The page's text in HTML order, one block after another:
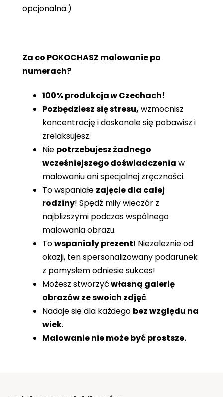
opcjonalna.)
Za co POKOCHASZ malowanie po
numerach?
100% produkcja w Czechach!
Pozbędziesz się stresu, wzmocnisz
koncentrację i doskonale się pobawisz i
zrelaksujesz.
Nie potrzebujesz żadnego
wcześniejszego doświadczenia w
malowaniu ani specjalnej zręczności.
To wspaniałe zajęcie dla całej
rodziny! Spędź miły wieczór z
najbliższymi podczas wspólnego
malowania obrazu.
Towspaniały prezent! Niezależnie od
okazji, ten spersonalizowany podarunek
z pomysłem odniesie sukces!
Możesz stworzyć własną galerię
obrazów ze swoich zdjęć.
Nadaje się dla każdego bez względu na
wiek.
Malowanie nie może być prostsze.